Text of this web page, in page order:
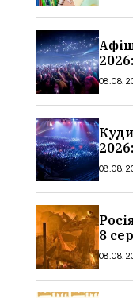
ціни
8